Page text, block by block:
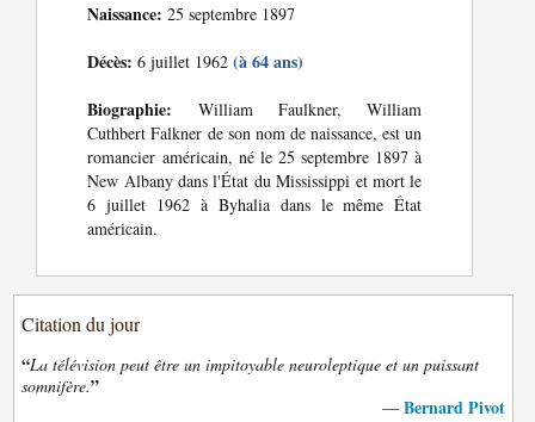
Naissance: 25 septembre 1897
Décès: 6 juillet 1962(à 64 ans)
Biographie: William Faulkner, William
Cuthbert Falkner de son nom de naissance, est un
romancier américain, né le 25 septembre 1897 à
New Albany dans l'État du Mississippi et mort le
6 juillet 1962 à Byhalia dans le même État
américain.
Citation du jour
“La télévision peut être un impitoyable neuroleptique et un puissant
somnifère.”
— Bernard Pivot